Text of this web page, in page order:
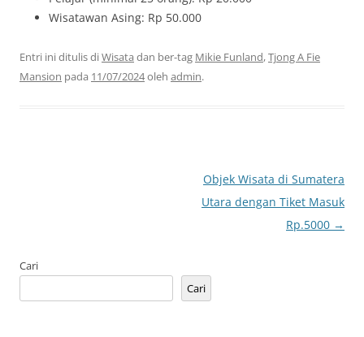
Wisatawan Asing: Rp 50.000
Entri ini ditulis diWisata dan ber-tag Mikie Funland,Tjong A Fie
Mansion pada 11/07/2024oleh admin.
Objek Wisata di Sumatera
Utara dengan Tiket Masuk
Rp.5000 →
Cari
Cari